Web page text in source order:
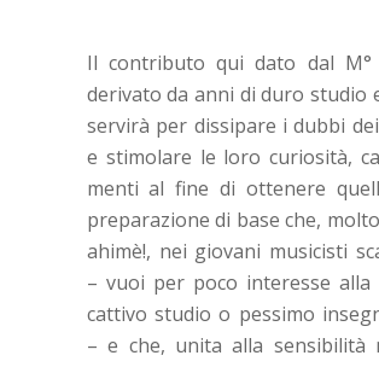
Il contributo qui dato dal M°
derivato da anni di duro studio
servirà per dissipare i dubbi
e stimolare le loro curiosità,
menti al fine di ottenere
preparazione di base che,
ahimè!, nei giovani musicisti
– vuoi per poco interesse alla
cattivo studio o pessimo
– e che, unita alla sensibilità